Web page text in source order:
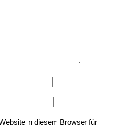
in diesem Browser für